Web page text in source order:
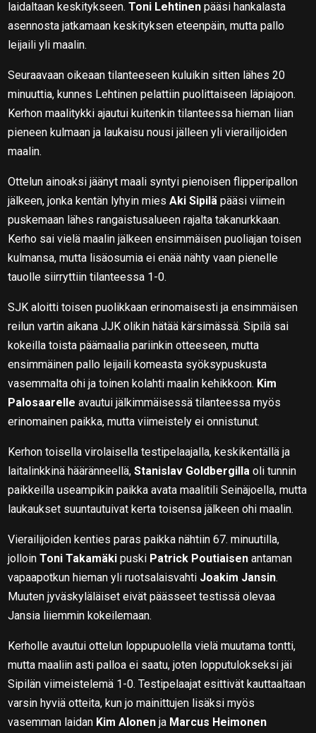
laidaltaan keskitykseen.Toni Lehtinen pääsi hankalasta
asennosta jatkamaan keskityksen eteenpäin, mutta pallo
leijaili yli maalin.
Seuraavaan oikeaan tilanteeseen kuluikin sitten lähes 20
minuuttia, kunnes Lehtinen pelattiin puolittaiseen läpiajoon.
Kerhon maalitykki ajautui kuitenkin tilanteessa hieman liian
pieneen kulmaan ja laukaisu nousi jälleen yli vierailijoiden
maalin.
Ottelun ainoaksi jäänyt maali syntyi pienoisen flipperipallon
jälkeen, jonka kentän lyhyin miesAki Sipilä pääsi viimein
puskemaan lähes rangaistusalueen rajalta takanurkkaan.
Kerho sai vielä maalin jälkeen ensimmäisen puoliajan toisen
kulmansa, mutta lisäosumia ei enää nähty vaan pienelle
tauolle siirryttiin tilanteessa 1-0.
SJK aloitti toisen puolikkaan erinomaisesti ja ensimmäisen
reilun vartin aikana JJK olikin hätää kärsimässä. Sipilä sai
kokeilla toista päämaalia pariinkin otteeseen, mutta
ensimmäinen pallo leijaili komeasta syöksypuskusta
vasemmalta ohi ja toinen kolahti maalin kehikkoon. Kim
Palosaarelle avautui jälkimmäisessä tilanteessa myös
erinomainen paikka, mutta viimeistely ei onnistunut.
Kerhon toisella virolaisella testipelaajalla, keskikentällä ja
laitalinkkinä hääränneellä,Stanislav Goldbergilla oli tunnin
paikkeilla useampikin paikka avata maalitili Seinäjoella, mutta
laukaukset suuntautuivat kerta toisensa jälkeen ohi maalin.
Vierailijoiden kenties paras paikka nähtiin 67. minuutilla,
jolloin Toni Takamäki puski Patrick Poutiaisen antaman
vapaapotkun hieman yli ruotsalaisvahti Joakim Jansin.
Muuten jyväskyläläiset eivät päässeet testissä olevaa
Jansia liiemmin kokeilemaan.
Kerholle avautui ottelun loppupuolella vielä muutama tontti,
mutta maaliin asti palloa ei saatu, joten lopputulokseksi jäi
Sipilän viimeistelemä 1-0. Testipelaajat esittivät kauttaaltaan
varsin hyviä otteita, kun jo mainittujen lisäksi myös
vasemman laidan Kim Alonen ja Marcus Heimonen